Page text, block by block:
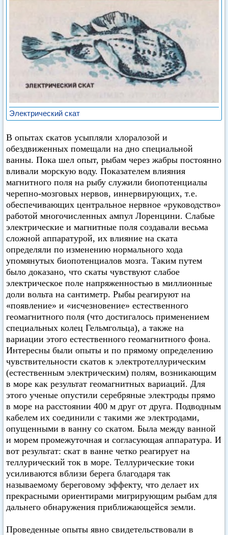
Электрический скат
В опытах скатов усыпляли хлоралозой и
обездвиженных помещали на дно специальной
ванны. Пока шел опыт, рыбам через жабры постоянно
вливали морскую воду. Показателем влияния
магнитного поля на рыбу служили биопотенциалы
черепно-мозговых нервов, иннервирующих, т.е.
обеспечивающих центральное нервное «руководство»
работой многочисленных ампул Лоренцини. Слабые
электрические и магнитные поля создавали весьма
сложной аппаратурой, их влияние на ската
определяли по изменению нормального хода
упомянутых биопотенциалов мозга. Таким путем
было доказано, что скаты чувствуют слабое
электрическое поле напряженностью в миллионные
доли вольта на сантиметр. Рыбы реагируют на
«появление» и «исчезновение» естественного
геомагнитного поля (что достигалось применением
специальных колец Гельмгольца), а также на
вариации этого естественного геомагнитного фона.
Интересны были опыты и по прямому определению
чувствительности скатов к электротеллурическим
(естественным электрическим) полям, возникающим
в море как результат геомагнитных вариаций. Для
этого ученые опустили серебряные электроды прямо
в море на расстоянии 400 м друг от друга. Подводным
кабелем их соединили с такими же электродами,
опущенными в ванну со скатом. Была между ванной
и морем промежуточная и согласующая аппаратура. И
вот результат: скат в ванне четко реагирует на
теллурический ток в море. Теллурические токи
усиливаются вблизи берега благодаря так
называемому береговому эффекту, что делает их
прекрасными ориентирами мигрирующим рыбам для
дальнего обнаружения приближающейся земли.
Проведенные опыты явно свидетельствовали в